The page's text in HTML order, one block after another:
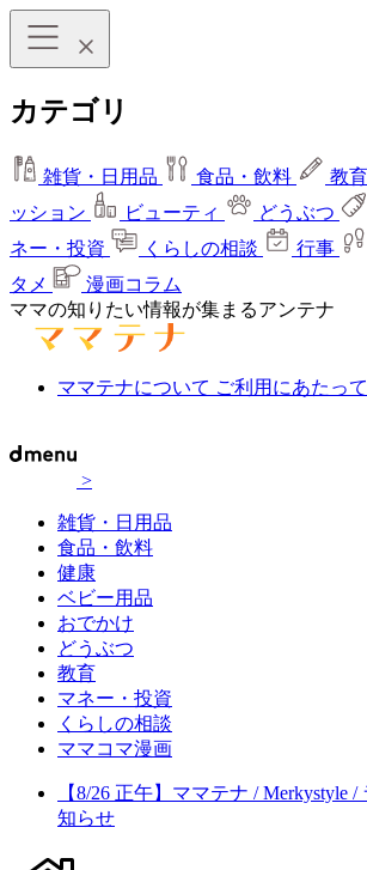
カテゴリ
雑貨・日用品 食品・飲料 教育
ッション
ビューティ どうぶつ
ネー・投資
くらしの相談 行事
タメ
漫画コラム
ママの知りたい情報が集まるアンテナ
ママテナについて ご利用にあたって
>
雑貨・日用品
食品・飲料
健康
ベビー用品
おでかけ
どうぶつ
教育
マネー・投資
くらしの相談
ママコマ漫画
【8/26 正午】ママテナ / Merkystyle
知らせ